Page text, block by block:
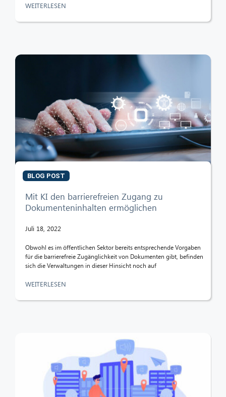
WEITERLESEN
BLOG POST
Mit KI den barrierefreien Zugang zu
Dokumenteninhalten ermöglichen
Juli 18, 2022
Obwohl es im öffentlichen Sektor bereits entsprechende Vorgaben
für die barrierefreie Zugänglichkeit von Dokumenten gibt, befinden
sich die Verwaltungen in dieser Hinsicht noch auf
WEITERLESEN